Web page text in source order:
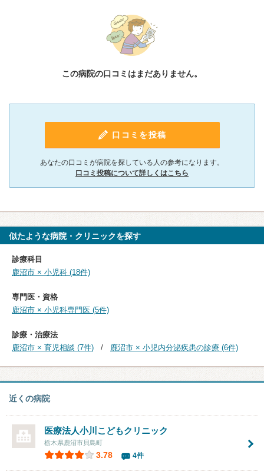
この病院の口コミはまだありません。
口コミを投稿
あなたの口コミが病院を探している人の参考になります。
口コミ投稿について詳しくはこちら
似たような病院・クリニックを探す
診療科目
鹿沼市 × 小児科 (18件)
専門医・資格
鹿沼市 × 小児科専門医 (5件)
診療・治療法
鹿沼市 × 育児相談 (7件)
鹿沼市 × 小児内分泌疾患の診療 (6件)
近くの病院
医療法人小川こどもクリニック
栃木県鹿沼市貝島町
3.78 4件